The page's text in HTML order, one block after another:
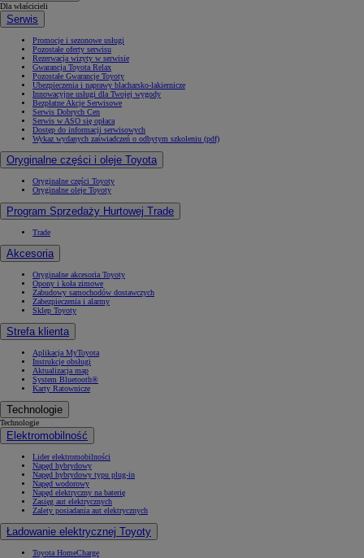
Dla właścicieli
Serwis
Promocje i sezonowe usługi
Pozostałe oferty serwisu
Rezerwacja wizyty w serwisie
Gwarancja Toyota Relax
Pozostałe Gwarancje Toyoty
Ubezpieczenia i naprawy blacharsko-lakiernicze
Innowacyjne usługi dla Twojej wygody
Bezpłatne Akcje Serwisowe
Serwis Dobrych Cen
Serwis w ASO się opłaca
Dostęp do informacji serwisowych
Wykaz wydanych zaświadczeń o odbytym szkoleniu (pdf)
Oryginalne części i oleje Toyota
Oryginalne części Toyoty
Oryginalne oleje Toyoty
Program Sprzedaży Hurtowej Trade
Trade
Akcesoria
Oryginalne akcesoria Toyoty
Opony i koła zimowe
Zabudowy samochodów dostawczych
Zabezpieczenia i alarmy
Sklep Toyoty
Strefa klienta
Aplikacja MyToyota
Instrukcje obsługi
Aktualizacja map
System Bluetooth®
Karty Ratownicze
Technologie
Technologie
Elektromobilność
Lider elektromobilności
Napęd hybrydowy
Napęd hybrydowy typu plug-in
Napęd wodorowy
Napęd elektryczny na baterię
Zasięg aut elektrycznych
Zalety posiadania aut elektrycznych
Ładowanie elektrycznej Toyoty
Toyota HomeCharge